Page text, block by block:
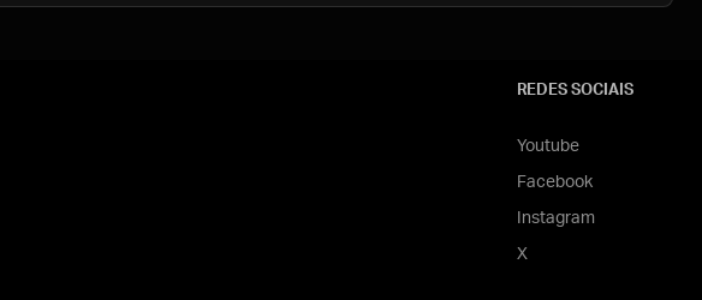
REDES SOCIAIS
Youtube
Facebook
Instagram
X